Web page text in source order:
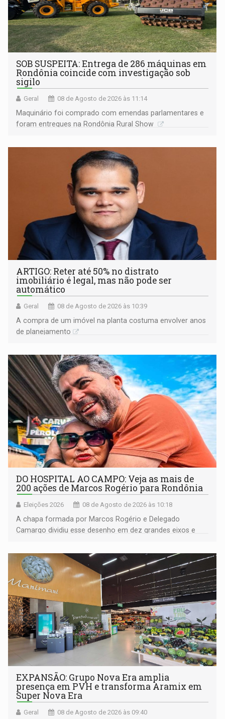
SOB SUSPEITA: Entrega de 286 máquinas em
Rondônia coincide com investigação sob
sigilo
Geral 08 de Agosto de 2026 às 11:14
Maquinário foi comprado com emendas parlamentares e
foram entregues na Rondônia Rural Show
ARTIGO: Reter até 50% no distrato
imobiliário é legal, mas não pode ser
automático
Geral 08 de Agosto de 2026 às 10:39
A compra de um imóvel na planta costuma envolver anos
de planejamento
DO HOSPITAL AO CAMPO: Veja as mais de
200 ações de Marcos Rogério para Rondônia
Eleições 2026 08 de Agosto de 2026 às 10:18
A chapa formada por Marcos Rogério e Delegado
Camargo dividiu esse desenho em dez grandes eixos e
EXPANSÃO: Grupo Nova Era amplia
presença em PVH e transforma Aramix em
Super Nova Era
Geral 08 de Agosto de 2026 às 09:40